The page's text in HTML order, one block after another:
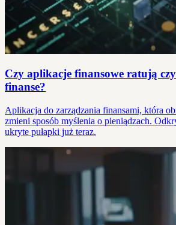
Czy aplikacje finansowe ratują
finanse?
Aplikacja do zarządzania finansami, która
zmieni sposób myślenia o pieniądzach.
ukryte pułapki już teraz.